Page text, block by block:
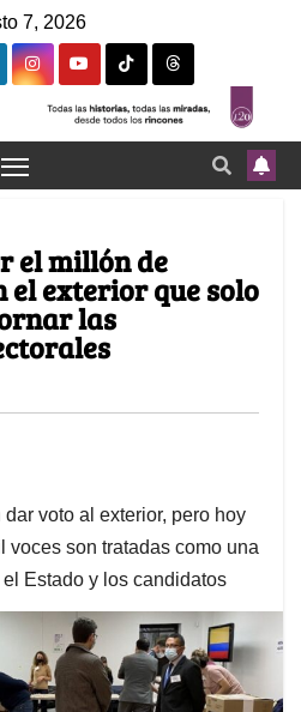
7, 2026
el millón de
el exterior que solo
las
voto al exterior, pero hoy
voces son tratadas como una
Estado y los candidatos